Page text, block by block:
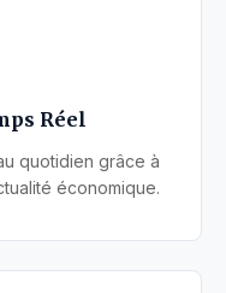
Réel
quotidien grâce à
économique.